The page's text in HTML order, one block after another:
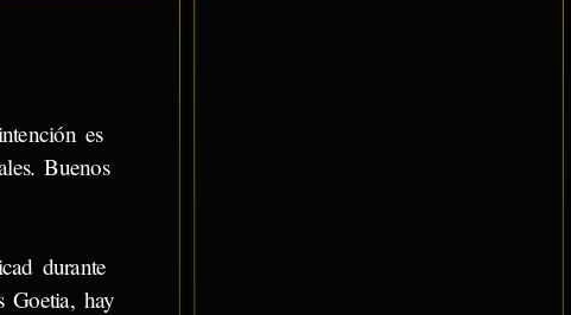
es
Buenos
durante
Goetia, hay